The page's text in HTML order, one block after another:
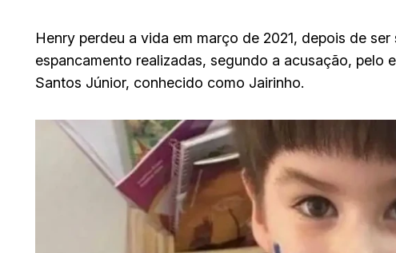
Henry perdeu a vida em março de 2021, depois de
espancamento realizadas, segundo a acusação, pelo
Santos Júnior, conhecido como Jairinho.